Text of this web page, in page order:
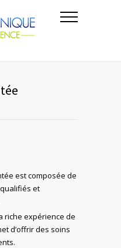
est composée de
et
riche expérience de
d’offrir des soins